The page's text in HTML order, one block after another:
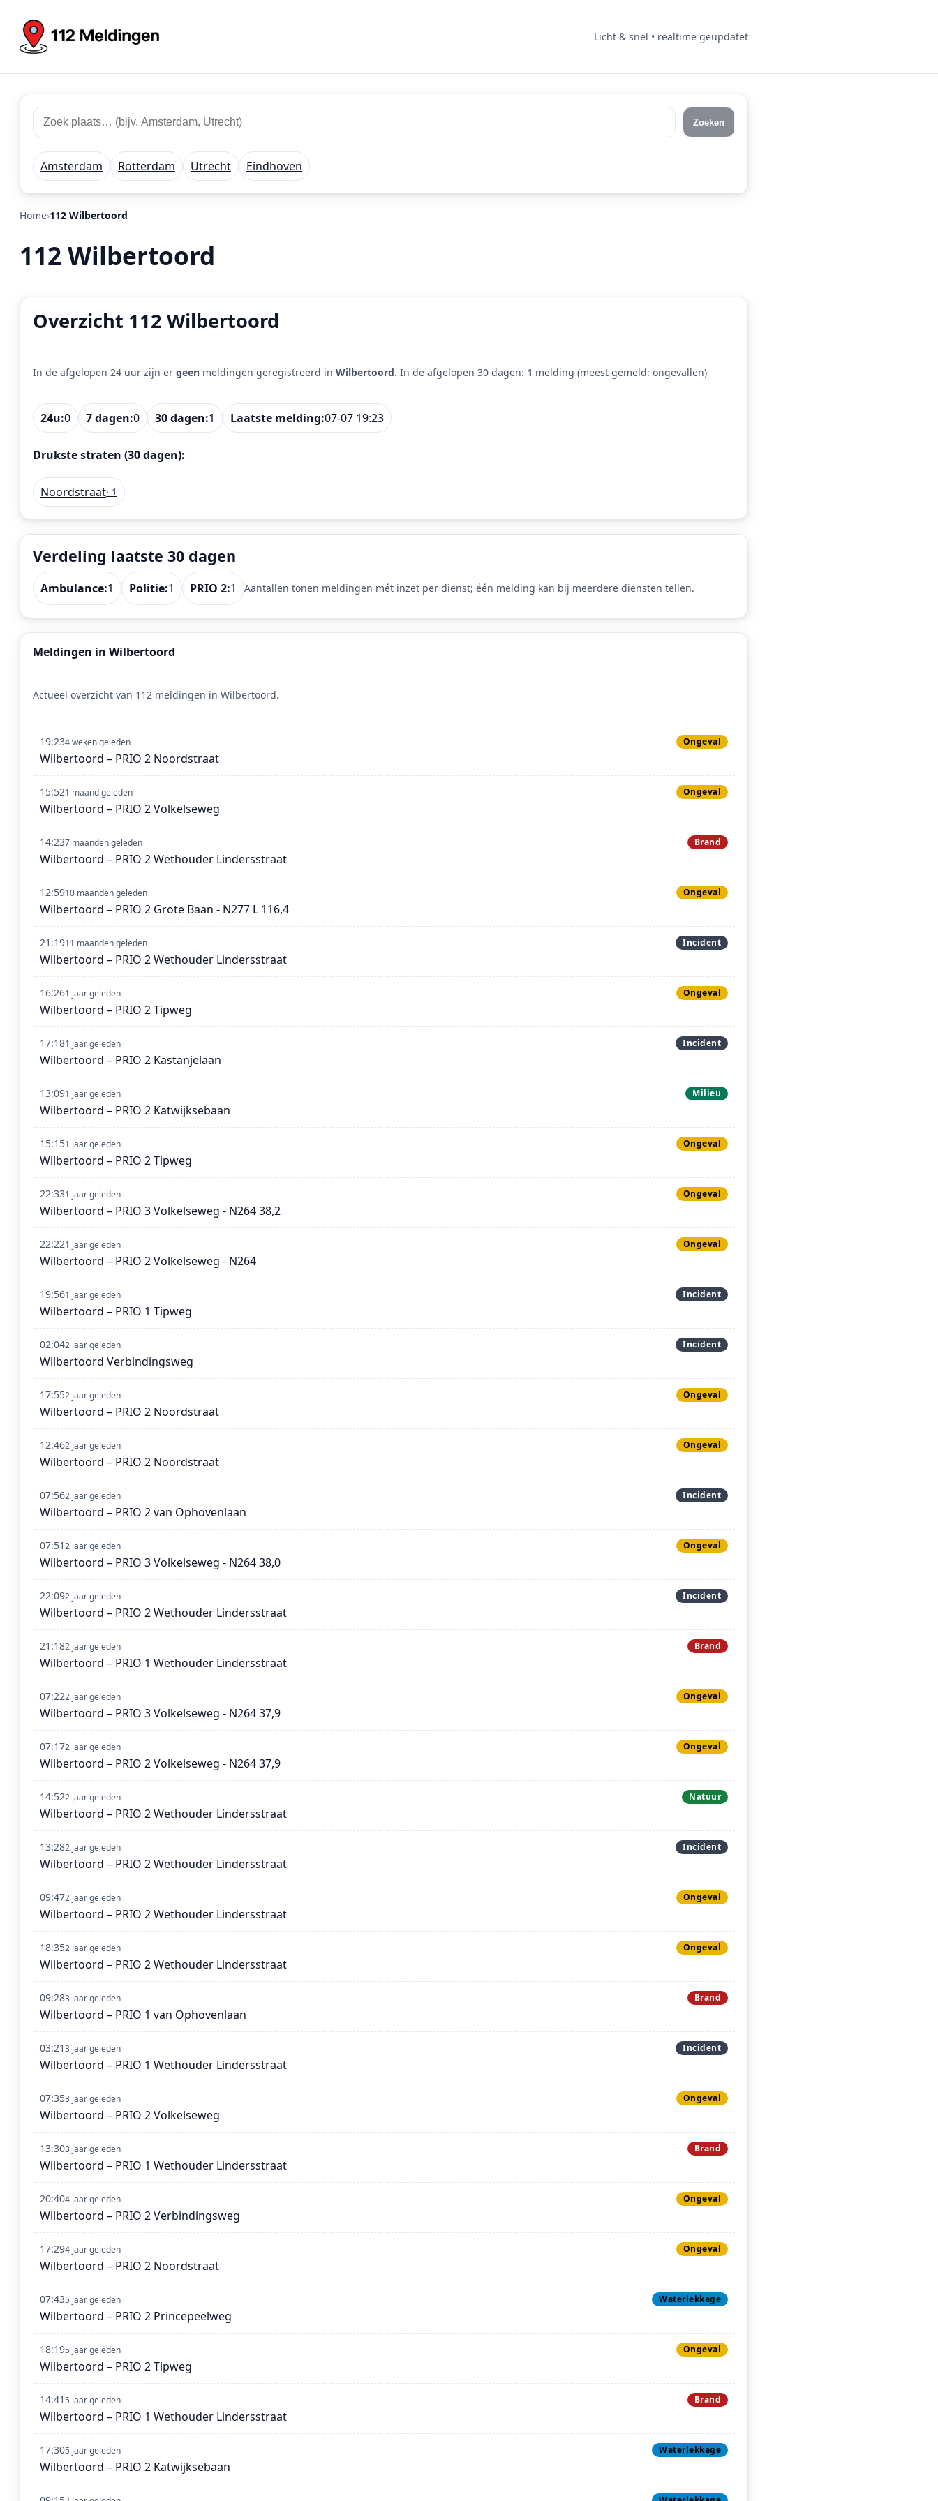
Licht & snel • realtime geüpdatet
Zoek
112
meldingen
Zoek
plaats
regio
Zoeken
Amsterdam Rotterdam Utrecht Eindhoven
Home 112 Wilbertoord
112 Wilbertoord
Overzicht 112 Wilbertoord
In de afgelopen 24 uur zijn er geen meldingen geregistreerd in Wilbertoord. In de afgelopen 30 dagen: 1 melding (meest gemeld: ongevallen)
24u:0 7 dagen:0 30 dagen:1 Laatste melding:07-07 19:23
Drukste straten (30 dagen):
Noordstraat· 1
Verdeling laatste 30 dagen
Ambulance:1 Politie:1 PRIO 2:1 Aantallen tonen meldingen mét inzet per dienst; één melding kan bij meerdere diensten tellen.
Meldingen in Wilbertoord
Actueel overzicht van 112 meldingen in Wilbertoord.
19:234 weken geleden Ongeval
Wilbertoord – PRIO 2 Noordstraat
15:521 maand geleden Ongeval
Wilbertoord – PRIO 2 Volkelseweg
14:237 maanden geleden Brand
Wilbertoord – PRIO 2 Wethouder Lindersstraat
12:5910 maanden geleden Ongeval
Wilbertoord – PRIO 2 Grote Baan - N277 L 116,4
21:1911 maanden geleden Incident
Wilbertoord – PRIO 2 Wethouder Lindersstraat
16:261 jaar geleden Ongeval
Wilbertoord – PRIO 2 Tipweg
17:181 jaar geleden Incident
Wilbertoord – PRIO 2 Kastanjelaan
13:091 jaar geleden Milieu
Wilbertoord – PRIO 2 Katwijksebaan
15:151 jaar geleden Ongeval
Wilbertoord – PRIO 2 Tipweg
22:331 jaar geleden Ongeval
Wilbertoord – PRIO 3 Volkelseweg - N264 38,2
22:221 jaar geleden Ongeval
Wilbertoord – PRIO 2 Volkelseweg - N264
19:561 jaar geleden Incident
Wilbertoord – PRIO 1 Tipweg
02:042 jaar geleden Incident
Wilbertoord Verbindingsweg
17:552 jaar geleden Ongeval
Wilbertoord – PRIO 2 Noordstraat
12:462 jaar geleden Ongeval
Wilbertoord – PRIO 2 Noordstraat
07:562 jaar geleden Incident
Wilbertoord – PRIO 2 van Ophovenlaan
07:512 jaar geleden Ongeval
Wilbertoord – PRIO 3 Volkelseweg - N264 38,0
22:092 jaar geleden Incident
Wilbertoord – PRIO 2 Wethouder Lindersstraat
21:182 jaar geleden Brand
Wilbertoord – PRIO 1 Wethouder Lindersstraat
07:222 jaar geleden Ongeval
Wilbertoord – PRIO 3 Volkelseweg - N264 37,9
07:172 jaar geleden Ongeval
Wilbertoord – PRIO 2 Volkelseweg - N264 37,9
14:522 jaar geleden Natuur
Wilbertoord – PRIO 2 Wethouder Lindersstraat
13:282 jaar geleden Incident
Wilbertoord – PRIO 2 Wethouder Lindersstraat
09:472 jaar geleden Ongeval
Wilbertoord – PRIO 2 Wethouder Lindersstraat
18:352 jaar geleden Ongeval
Wilbertoord – PRIO 2 Wethouder Lindersstraat
09:283 jaar geleden Brand
Wilbertoord – PRIO 1 van Ophovenlaan
03:213 jaar geleden Incident
Wilbertoord – PRIO 1 Wethouder Lindersstraat
07:353 jaar geleden Ongeval
Wilbertoord – PRIO 2 Volkelseweg
13:303 jaar geleden Brand
Wilbertoord – PRIO 1 Wethouder Lindersstraat
20:404 jaar geleden Ongeval
Wilbertoord – PRIO 2 Verbindingsweg
17:294 jaar geleden Ongeval
Wilbertoord – PRIO 2 Noordstraat
07:435 jaar geleden Waterlekkage
Wilbertoord – PRIO 2 Princepeelweg
18:195 jaar geleden Ongeval
Wilbertoord – PRIO 2 Tipweg
14:415 jaar geleden Brand
Wilbertoord – PRIO 1 Wethouder Lindersstraat
17:305 jaar geleden Waterlekkage
Wilbertoord – PRIO 2 Katwijksebaan